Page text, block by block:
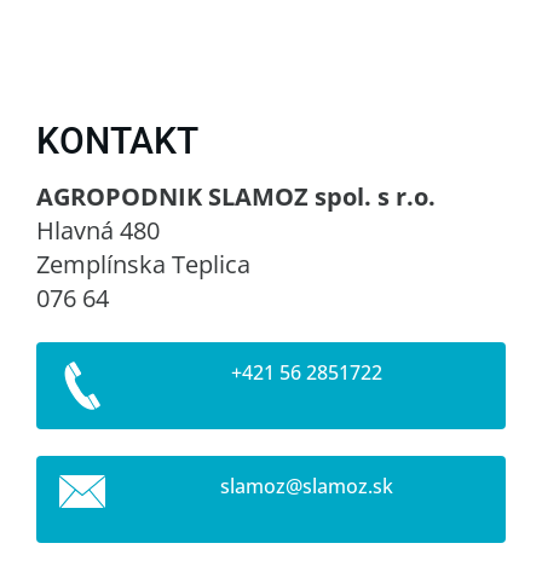
KONTAKT
AGROPODNIK SLAMOZ spol. s r.o.
Hlavná 480
Zemplínska Teplica
076 64
+421 56 2851722
slamoz@slamoz.sk